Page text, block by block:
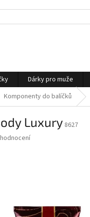
Dárky pro muže
Komponenty do balíčků
Luxury 8627